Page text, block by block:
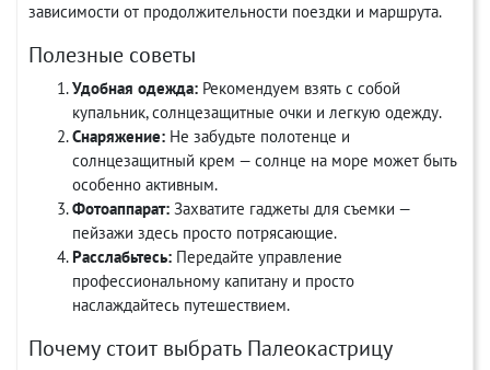
зависимости от продолжительности поездки и маршрута.
Полезные советы
Удобная одежда: Рекомендуем взять с собой
купальник, солнцезащитные очки и легкую одежду.
Снаряжение: Не забудьте полотенце и
солнцезащитный крем — солнце на море может быть
особенно активным.
Фотоаппарат: Захватите гаджеты для съемки —
пейзажи здесь просто потрясающие.
Расслабьтесь: Передайте управление
профессиональному капитану и просто
наслаждайтесь путешествием.
Почему стоит выбрать Палеокастрицу